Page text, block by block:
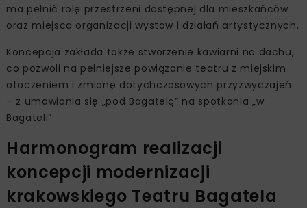
ma pełnić rolę przestrzeni dostępnej dla mieszkańców
oraz miejsca organizacji wystaw i działań artystycznych.
Koncepcja zakłada także stworzenie kawiarni na dachu,
co pozwoli na pełniejsze powiązanie teatru z miejskim
otoczeniem i zmianę dotychczasowych przyzwyczajeń
– z umawiania się „pod Bagatelą” na spotkania „w
Bagateli”.
Harmonogram realizacji
koncepcji modernizacji
krakowskiego Teatru Bagatela